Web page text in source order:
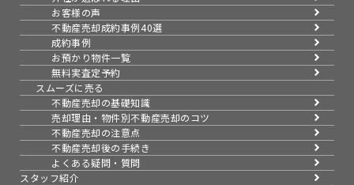
お客様の声
不動産売却成約事例40選
成約事例
お預かり物件一覧
無料実査定予約
スムーズに売る
不動産売却の基礎知識
売却理由・物件別不動産売却のコツ
不動産売却の注意点
不動産売却後の手続き
よくある疑問・質問
スタッフ紹介